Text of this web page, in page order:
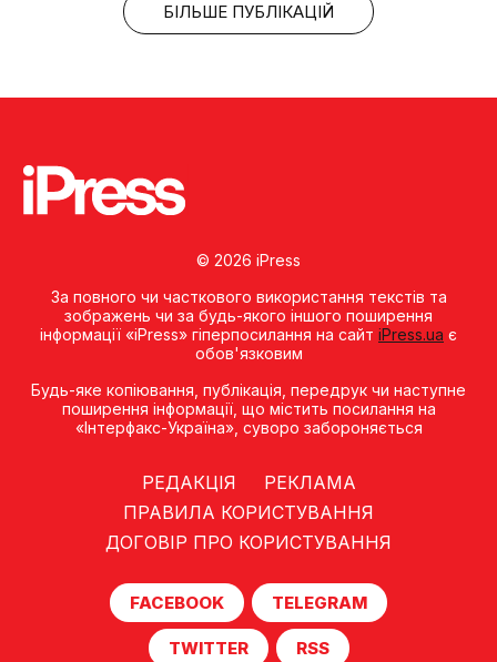
БІЛЬШЕ ПУБЛІКАЦІЙ
© 2026 iPress
За повного чи часткового використання текстів та
зображень чи за будь-якого іншого поширення
інформації «iPress» гіперпосилання на сайт iPress.ua є
обов'язковим
Будь-яке копiювання, публiкацiя, передрук чи наступне
поширення iнформацiї, що мiстить посилання на
«Iнтерфакс-Україна», суворо забороняється
РЕДАКЦІЯ
РЕКЛАМА
ПРАВИЛА КОРИСТУВАННЯ
ДОГОВІР ПРО КОРИСТУВАННЯ
FACEBOOK TELEGRAM
TWITTER RSS